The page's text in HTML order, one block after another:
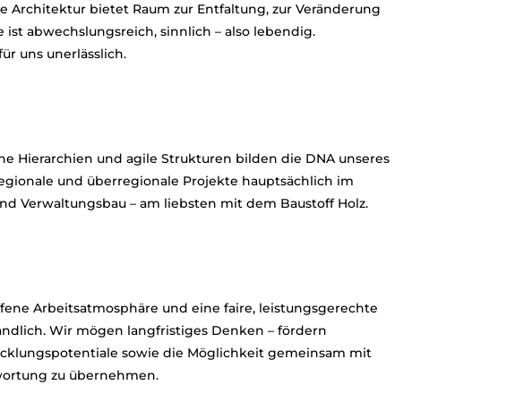
Architektur bietet Raum zur Entfaltung, zur Veränderung
abwechslungsreich, sinnlich – also lebendig.
uns unerlässlich.
Hierarchien und agile Strukturen bilden die DNA unseres
und überregionale Projekte hauptsächlich im
Verwaltungsbau – am liebsten mit dem Baustoff Holz.
Arbeitsatmosphäre und eine faire, leistungsgerechte
Wir mögen langfristiges Denken – fördern
sowie die Möglichkeit gemeinsam mit
zu übernehmen.